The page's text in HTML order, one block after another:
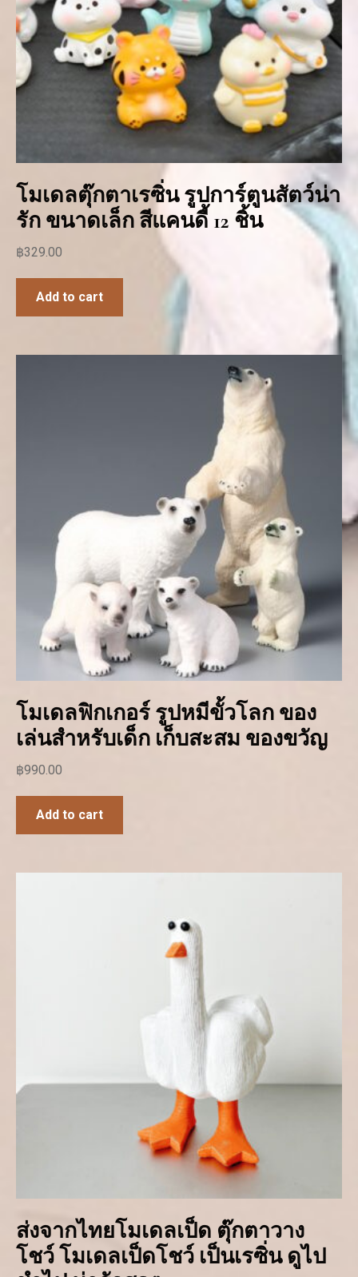
โมเดลตุ๊กตาเรซิ่น รูปการ์ตูนสัตว์น่า
รัก ขนาดเล็ก สีแคนดี้ 12 ชิ้น
฿329.00
Add to cart
โมเดลฟิกเกอร์ รูปหมีขั้วโลก ของ
เล่นสําหรับเด็ก เก็บสะสม ของขวัญ
฿990.00
Add to cart
ส่งจากไทยโมเดลเป็ด ตุ๊กตาวาง
โชว์ โมเดลเป็ดโชว์ เป็นเรซิ่น ดูไป